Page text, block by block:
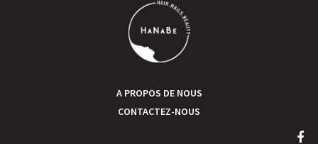
A PROPOS DE NOUS
CONTACTEZ-NOUS